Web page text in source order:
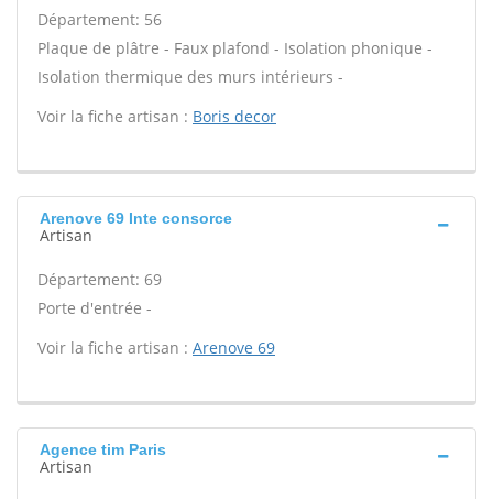
Département: 56
Plaque de plâtre - Faux plafond - Isolation phonique -
Isolation thermique des murs intérieurs -
Voir la fiche artisan : Boris decor
Arenove 69 Inte consorce
Artisan
Département: 69
Porte d'entrée -
Voir la fiche artisan : Arenove 69
Agence tim Paris
Artisan